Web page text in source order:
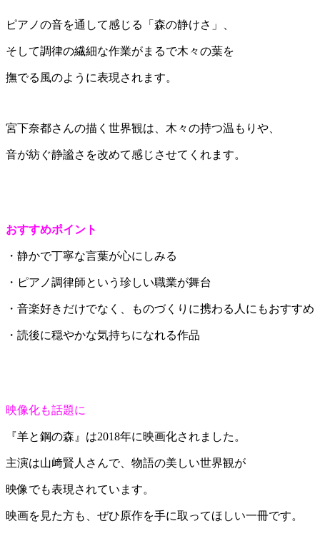
ピアノの音を通して感じる「森の静けさ」、
そして調律の繊細な作業がまるで木々の葉を
撫でる風のように表現されます。
宮下奈都さんの描く世界観は、木々の持つ温もりや、
音が紡ぐ静謐さを改めて感じさせてくれます。
おすすめポイント
・静かで丁寧な言葉が心にしみる
・ピアノ調律師という珍しい職業が舞台
・音楽好きだけでなく、ものづくりに携わる人にもおすすめ
・読後に穏やかな気持ちになれる作品
映像化も話題に
『羊と鋼の森』は2018年に映画化されました。
主演は山﨑賢人さんで、物語の美しい世界観が
映像でも表現されています。
映画を見た方も、ぜひ原作を手に取ってほしい一冊です。